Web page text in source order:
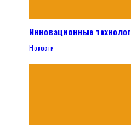
Инновационные
Новости